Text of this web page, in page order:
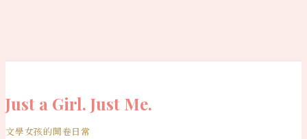
Just a Girl. Just Me.
文學女孩的開卷日常